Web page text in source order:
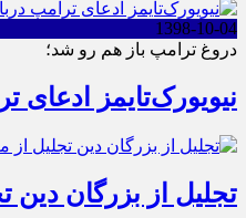
1398-10-04
دروغ ترامپ باز هم رو شد؛
نیویورک‌تایمز ادعای
تجلیل از بزرگان